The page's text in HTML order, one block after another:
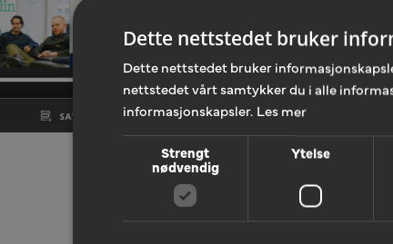
Dette nettstedet bruker
Dette nettstedet bruker
nettstedet vårt samtykker du i alle
informasjonskapsler. Les mer
Strengt
nødvendig
Ytelse